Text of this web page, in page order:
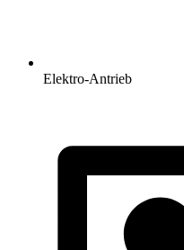
Elektro-Antrieb